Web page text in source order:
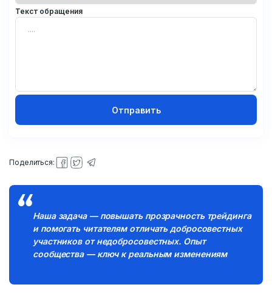
Текст обращения
Отправить
Поделиться:
Наша задача — повышать прозрачность трейдинга
и помогать читателям отличать добросовестных
участников от недобросовестных. Опыт
сообщества — ключ к реальным изменениям